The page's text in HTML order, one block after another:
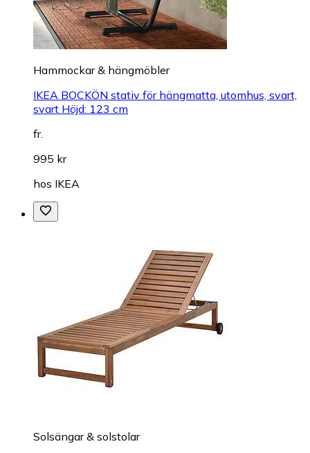
Hammockar & hängmöbler
IKEA BOCKÖN stativ för hängmatta, utomhus, svart,
svart Höjd: 123 cm
fr.
995 kr
hos IKEA
Solsängar & solstolar